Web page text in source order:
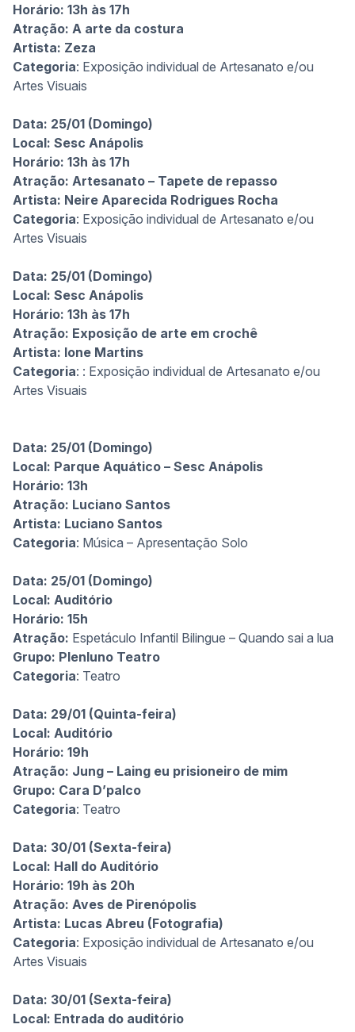
Horário: 13h às 17h
Atração: A arte da costura
Artista: Zeza
Categoria: Exposição individual de Artesanato e/ou
Artes Visuais
Data: 25/01 (Domingo)
Local: Sesc Anápolis
Horário: 13h às 17h
Atração: Artesanato – Tapete de repasso
Artista: Neire Aparecida Rodrigues Rocha
Categoria: Exposição individual de Artesanato e/ou
Artes Visuais
Data: 25/01 (Domingo)
Local: Sesc Anápolis
Horário: 13h às 17h
Atração: Exposição de arte em crochê
Artista: Ione Martins
Categoria: : Exposição individual de Artesanato e/ou
Artes Visuais
Data: 25/01 (Domingo)
Local: Parque Aquático – Sesc Anápolis
Horário: 13h
Atração: Luciano Santos
Artista: Luciano Santos
Categoria: Música – Apresentação Solo
Data: 25/01 (Domingo)
Local: Auditório
Horário: 15h
Atração: Espetáculo Infantil Bilingue – Quando sai a lua
Grupo: Plenluno Teatro
Categoria: Teatro
Data: 29/01 (Quinta-feira)
Local: Auditório
Horário: 19h
Atração: Jung – Laing eu prisioneiro de mim
Grupo: Cara D’palco
Categoria: Teatro
Data: 30/01 (Sexta-feira)
Local: Hall do Auditório
Horário: 19h às 20h
Atração: Aves de Pirenópolis
Artista: Lucas Abreu (Fotografia)
Categoria: Exposição individual de Artesanato e/ou
Artes Visuais
Data: 30/01 (Sexta-feira)
Local: Entrada do auditório